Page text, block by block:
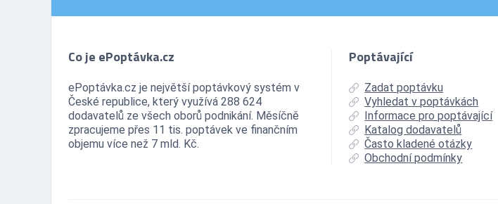
Co je ePoptávka.cz
ePoptávka.cz je největší poptávkový systém v
České republice, který využívá 288 624
dodavatelů ze všech oborů podnikání. Měsíčně
zpracujeme přes 11 tis. poptávek ve finančním
objemu více než 7 mld. Kč.
Poptávající
Zadat poptávku
Vyhledat v poptávkách
Informace pro poptávající
Katalog dodavatelů
Často kladené otázky
Obchodní podmínky